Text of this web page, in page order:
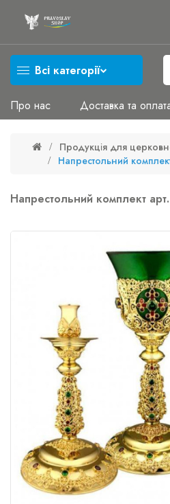
Всі категорії
Про нас Доставка та
Продукція для
Напрестольний
Напрестольний комплект